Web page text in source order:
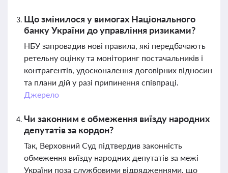
Що змінилося у вимогах Національного
банку України до управління ризиками?
НБУ запровадив нові правила, які передбачають
ретельну оцінку та моніторинг постачальників і
контрагентів, удосконалення договірних відносин
та плани дій у разі припинення співпраці.
Джерело
Чи законним є обмеження виїзду народних
депутатів за кордон?
Так, Верховний Суд підтвердив законність
обмеження виїзду народних депутатів за межі
України поза службовими відрядженнями, що